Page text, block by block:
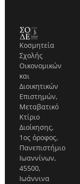
Κοσμητεία
Σχολής
Οικονομικών
και
Διοικητικών
Επιστημών,
Μεταβατικό
Κτίριο
Διοίκησης,
1ος όροφος,
Πανεπιστήμιο
Ιωαννίνων,
45500,
Ιωάννινα